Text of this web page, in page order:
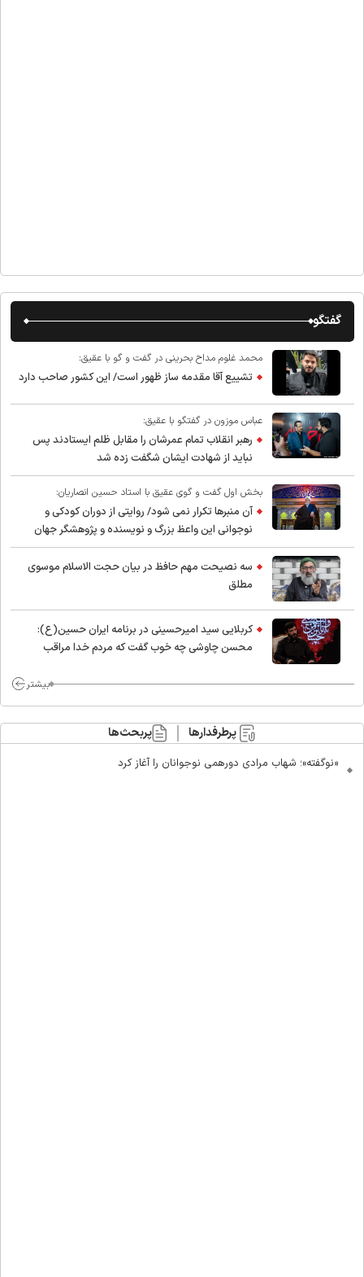
گفتگو
محمد غلوم مداح بحرینی در گفت و گو با عقیق:
تشییع آقا مقدمه ساز ظهور است/ این کشور صاحب دارد
عباس موزون در گفتگو با عقیق:
رهبر انقلاب تمام عمرشان را مقابل ظلم ایستادند پس
نباید از شهادت ایشان شگفت زده شد
بخش اول گفت و گوی عقیق با استاد حسین انصاریان:
آن منبرها تکرار نمی شود/ روایتی از دوران کودکی و
نوجوانی این واعظ بزرگ و نویسنده و پژوهشگر جهان
اسلام
سه نصیحت مهم حافظ در بیان حجت الاسلام موسوی
مطلق
کربلایی سید امیر‌حسینی در برنامه ایران حسین(ع):
محسن چاوشی چه خوب گفت که مردم خدا مراقب
بیشتر
پرطرفدارها پربحث‌ها
«نوگفته»؛ شهاب مرادی دورهمی نوجوانان را آغاز کرد